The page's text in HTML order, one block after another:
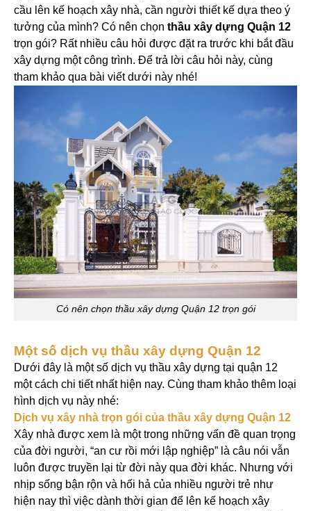
cầu lên kế hoạch xây nhà, cần người thiết kế dựa theo ý
tưởng của mình? Có nên chọn thầu xây dựng Quận 12
trọn gói? Rất nhiều câu hỏi được đặt ra trước khi bắt đầu
xây dựng một công trình. Để trả lời câu hỏi này, cùng
tham khảo qua bài viết dưới này nhé!
Có nên chọn thầu xây dựng Quận 12 trọn gói
Một số dịch vụ thầu xây dựng Quận 12
Dưới đây là một số dịch vụ thầu xây dựng tại quận 12
một cách chi tiết nhất hiện nay. Cùng tham khảo thêm loại
hình dịch vụ này nhé:
Dịch vụ xây nhà trọn gói của thầu xây dựng Quận 12
Xây nhà được xem là một trong những vấn đề quan trọng
của đời người, “an cư rồi mới lập nghiệp” là câu nói vẫn
luôn được truyền lại từ đời này qua đời khác. Nhưng với
nhịp sống bận rộn và hối hả của nhiều người trẻ như
hiện nay thì việc dành thời gian để lên kế hoạch xây